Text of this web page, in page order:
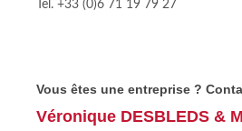
Tel. +33 (0)6 71 19 79 27
Vous êtes une entreprise ?
Véronique DESBLEDS &